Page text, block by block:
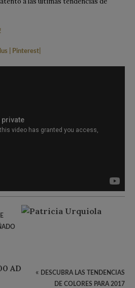
Pinterest
« DESCUBRA LAS TENDENCIAS
DE COLORES PARA 2017